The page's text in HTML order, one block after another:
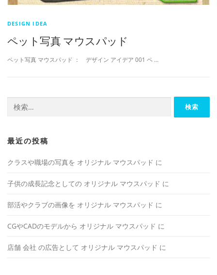
DESIGN IDEA
ペット写真 マウスパッド
ペット写真 マウスパッド ： デザイン アイデア 001 ペ …
索:
最近の投稿
クラスや職場の写真を オリジナル マウスパッド に
子供の成長記念としての オリジナル マウスパッド に
部活やクラブの画像を オリジナル マウスパッド に
CGやCADのモデルから オリジナル マウスパッド に
店舗 会社 の広告として オリジナル マウスパッド に